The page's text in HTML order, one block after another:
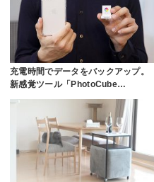
充電時間でデータをバックアップ。
新感覚ツール「PhotoCube…